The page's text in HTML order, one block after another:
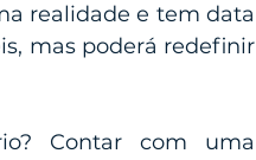
realidade e tem data
mas poderá redefinir
Contar com uma